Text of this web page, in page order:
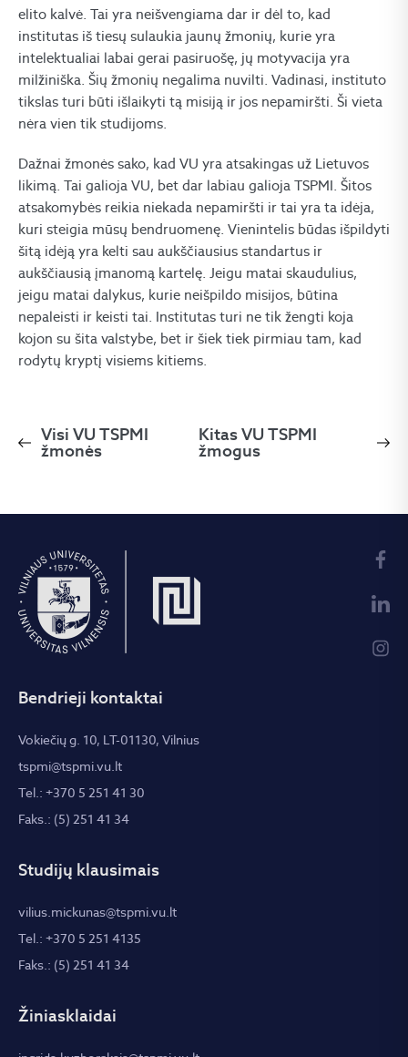
elito kalvė. Tai yra neišvengiama dar ir dėl to, kad
institutas iš tiesų sulaukia jaunų žmonių, kurie yra
intelektualiai labai gerai pasiruošę, jų motyvacija yra
milžiniška. Šių žmonių negalima nuvilti. Vadinasi, instituto
tikslas turi būti išlaikyti tą misiją ir jos nepamiršti. Ši vieta
nėra vien tik studijoms.
Dažnai žmonės sako, kad VU yra atsakingas už Lietuvos
likimą. Tai galioja VU, bet dar labiau galioja TSPMI. Šitos
atsakomybės reikia niekada nepamiršti ir tai yra ta idėja,
kuri steigia mūsų bendruomenę. Vienintelis būdas išpildyti
šitą idėją yra kelti sau aukščiausius standartus ir
aukščiausią įmanomą kartelę. Jeigu matai skaudulius,
jeigu matai dalykus, kurie neišpildo misijos, būtina
nepaleisti ir keisti tai. Institutas turi ne tik žengti koja
kojon su šita valstybe, bet ir šiek tiek pirmiau tam, kad
rodytų kryptį visiems kitiems.
Visi VU TSPMI
žmonės
Kitas VU TSPMI
žmogus
Bendrieji kontaktai
Vokiečių g. 10, LT-01130, Vilnius
tspmi@tspmi.vu.lt
Tel.: +370 5 251 41 30
Faks.: (5) 251 41 34
Studijų klausimais
vilius.mickunas@tspmi.vu.lt
Tel.: +370 5 251 4135
Faks.: (5) 251 41 34
Žiniasklaidai